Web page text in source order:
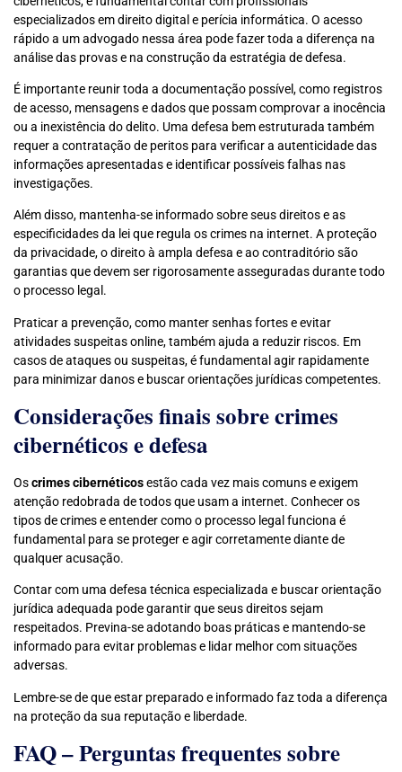
especializados em direito digital e perícia informática. O acesso
rápido a um advogado nessa área pode fazer toda a diferença na
análise das provas e na construção da estratégia de defesa.
É importante reunir toda a documentação possível, como registros
de acesso, mensagens e dados que possam comprovar a inocência
ou a inexistência do delito. Uma defesa bem estruturada também
requer a contratação de peritos para verificar a autenticidade das
informações apresentadas e identificar possíveis falhas nas
investigações.
Além disso, mantenha-se informado sobre seus direitos e as
especificidades da lei que regula os crimes na internet. A proteção
da privacidade, o direito à ampla defesa e ao contraditório são
garantias que devem ser rigorosamente asseguradas durante todo
o processo legal.
Praticar a prevenção, como manter senhas fortes e evitar
atividades suspeitas online, também ajuda a reduzir riscos. Em
casos de ataques ou suspeitas, é fundamental agir rapidamente
para minimizar danos e buscar orientações jurídicas competentes.
Considerações finais sobre crimes
cibernéticos e defesa
Oscrimes cibernéticosestão cada vez mais comuns e exigem
atenção redobrada de todos que usam a internet. Conhecer os
tipos de crimes e entender como o processo legal funciona é
fundamental para se proteger e agir corretamente diante de
qualquer acusação.
Contar com uma defesa técnica especializada e buscar orientação
jurídica adequada pode garantir que seus direitos sejam
respeitados. Previna-se adotando boas práticas e mantendo-se
informado para evitar problemas e lidar melhor com situações
adversas.
Lembre-se de que estar preparado e informado faz toda a diferença
na proteção da sua reputação e liberdade.
FAQ – Perguntas frequentes sobre